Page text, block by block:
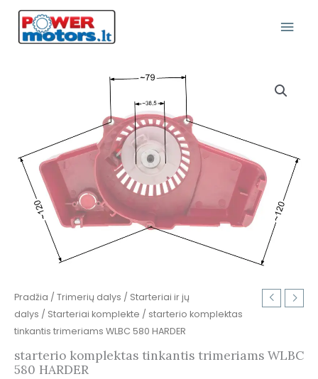
Pereiti
turinio
Pradžia / Trimerių dalys / Starteriai ir jų
dalys / Starteriai komplekte / starterio komplektas
tinkantis trimeriams WLBC 580 HARDER
starterio komplektas tinkantis trimeriams WLBC
580 HARDER
tinkantis
trimeriams
WLBC
HARDER